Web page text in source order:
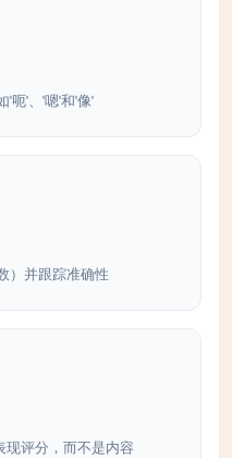
'呃'、'嗯'和'像'
）并跟踪准确性
现评分，而不是内容